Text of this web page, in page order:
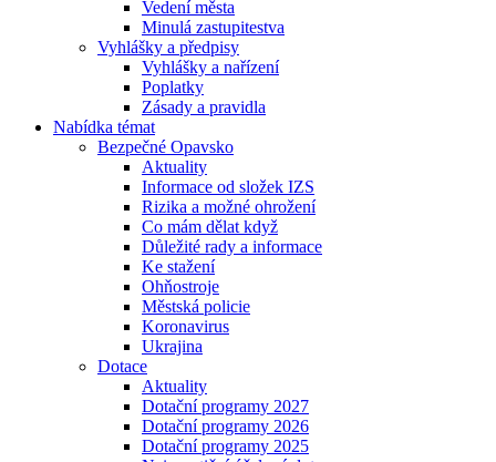
Vedení města
Minulá zastupitestva
Vyhlášky a předpisy
Vyhlášky a nařízení
Poplatky
Zásady a pravidla
Nabídka témat
Bezpečné Opavsko
Aktuality
Informace od složek IZS
Rizika a možné ohrožení
Co mám dělat když
Důležité rady a informace
Ke stažení
Ohňostroje
Městská policie
Koronavirus
Ukrajina
Dotace
Aktuality
Dotační programy 2027
Dotační programy 2026
Dotační programy 2025